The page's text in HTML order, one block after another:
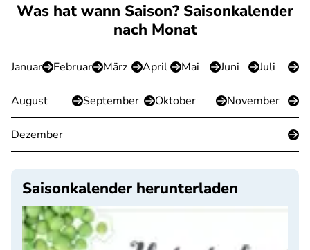
Was hat wann Saison? Saisonkalender
nach Monat
Januar Februar März April Mai Juni Juli
August September Oktober November
Dezember
Saisonkalender herunterladen